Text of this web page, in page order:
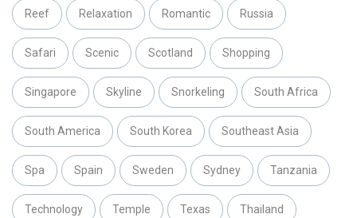
Reef Relaxation Romantic Russia
Safari Scenic Scotland Shopping
Singapore Skyline Snorkeling South Africa
South America South Korea Southeast Asia
Spa Spain Sweden Sydney Tanzania
Technology Temple Texas Thailand